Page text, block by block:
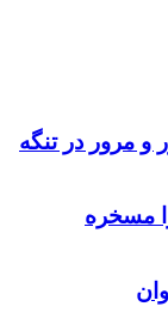
و مرور در تنگه
مسخره